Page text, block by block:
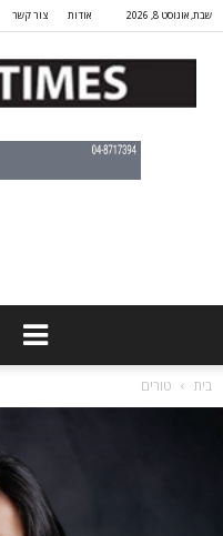
שבת, אוגוסט 8, 2026 אודות צור קשר
בית טורים